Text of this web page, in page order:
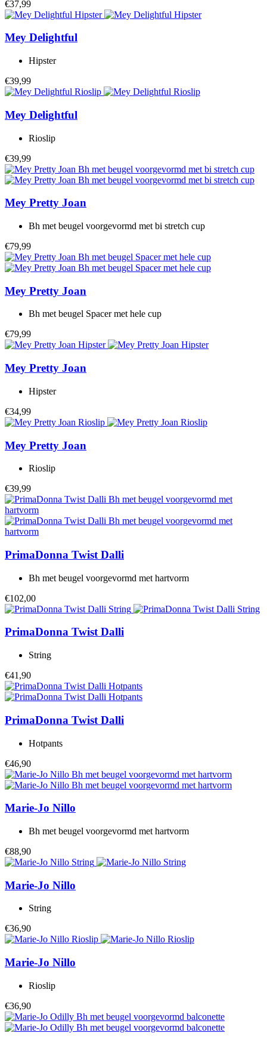
€37,99
Mey Delightful
Hipster
€39,99
Mey Delightful
Rioslip
€39,99
Mey Pretty Joan
Bh met beugel voorgevormd met bi stretch cup
€79,99
Mey Pretty Joan
Bh met beugel Spacer met hele cup
€79,99
Mey Pretty Joan
Hipster
€34,99
Mey Pretty Joan
Rioslip
€39,99
PrimaDonna Twist Dalli
Bh met beugel voorgevormd met hartvorm
€102,00
PrimaDonna TwistDalli
String
€41,90
PrimaDonna Twist Dalli
Hotpants
€46,90
Marie-Jo Nillo
Bh met beugel voorgevormd met hartvorm
€88,90
Marie-Jo Nillo
String
€36,90
Marie-Jo Nillo
Rioslip
€36,90